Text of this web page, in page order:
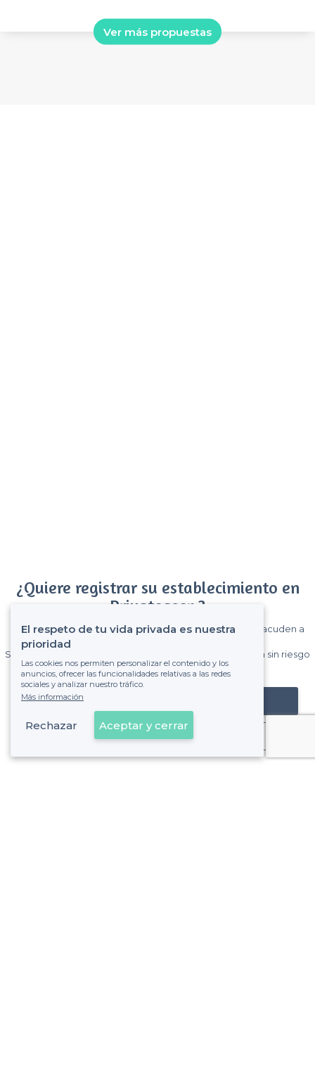
Ver más propuestas
¿Quiere registrar su establecimiento en
Privateaser ?
Gane muchos clientes entre el millón de visitantes que acuden a
Sin comisiones y sin compromiso, pagas una cantidad fija sin riesgo
de ver la factura.
Registrar mi establecimiento
Ya es cliente
El respeto de tu vida privada es nuestra
prioridad
Las cookies nos permiten personalizar el contenido y los
anuncios, ofrecer las funcionalidades relativas a las redes
sociales y analizar nuestro tráfico.
Más información
Rechazar Aceptar y cerrar